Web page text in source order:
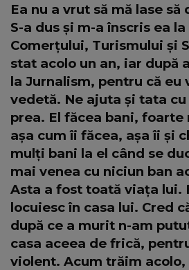
Ea nu a vrut să mă lase să
S-a dus și m-a înscris ea
Comerțului, Turismului și
stat acolo un an, iar după
la Jurnalism, pentru că eu
vedetă. Ne ajuta și tata
prea. El făcea bani,
așa cum îi făcea, așa îi și
mulți bani la el când se
mai venea cu niciun ban
Asta a fost toată viața lui.
locuiesc în casa lui. Cred
după ce a murit n-am
casa aceea de frică,
violent. Acum trăim acolo,